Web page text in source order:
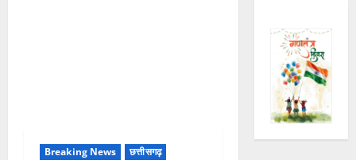
Breaking News छत्तीसगढ़